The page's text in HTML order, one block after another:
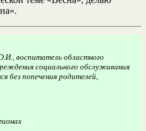
воспитатель областного
социального обслуживания
попечения родителей,